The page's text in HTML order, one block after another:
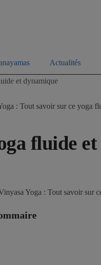
Actualités
et dynamique
: Tout savoir sur ce yoga
fluide